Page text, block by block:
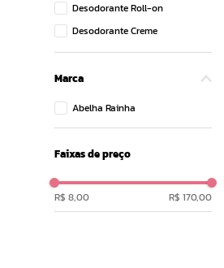
Desodorante Roll-on
Desodorante Creme
Cuidados Pos Banho
Esfoliantes
Ver mais 3
Marca
Abelha Rainha
Faixas de preço
R$ 8,00 R$ 170,00